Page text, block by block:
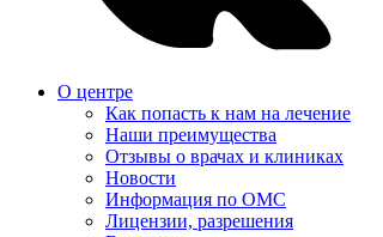
О центре
Как попасть к нам на лечение
Наши преимущества
Отзывы о врачах и клиниках
Новости
Информация по ОМС
Лицензии, разрешения